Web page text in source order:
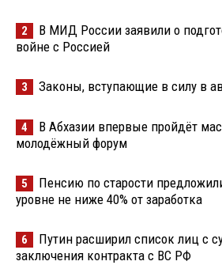
2
В МИД России заявили о
войне с Россией
3 Законы, вступающие в силу в
4
В Абхазии впервые пройдёт
молодёжный форум
5
Пенсию по старости
уровне не ниже 40% от заработка
6
Путин расширил список лиц с
заключения контракта с ВС РФ